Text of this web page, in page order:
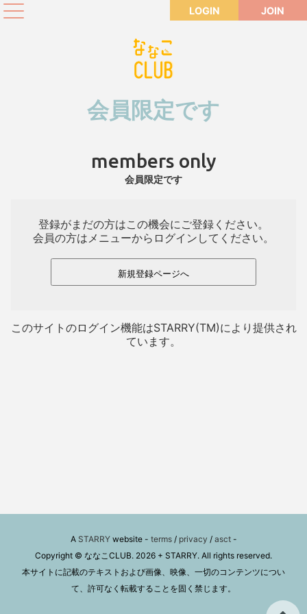
LOGIN JOIN
会員限定です
members only
会員限定です
登録がまだの方はこの機会にご登録ください。
会員の方はメニューからログインしてください。
新規登録ページへ
このサイトのログイン機能はSTARRY(TM)により提供され
ています。
A STARRYwebsite - terms/ privacy / asct-
Copyright © ななこCLUB. 2026 + STARRY. All rights reserved.
本サイトに記載のテキストおよび画像、映像、一切のコンテンツについ
て、許可なく転載することを固く禁じます。